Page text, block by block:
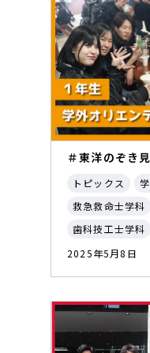
＃東洋のぞき
トピックス
救急救命士学科
歯科技工士学科
2025年5月8日